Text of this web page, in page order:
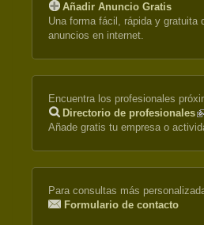
Añadir Anuncio Gratis
Una forma fácil, rápida y gratuita
anuncios en internet.
Encuentra los profesionales
Directorio de profesionales
is
Añade gratis tu empresa o
Para consultas más
Formulario de contacto